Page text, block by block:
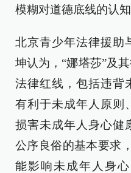
模糊对道德底线的认知
北京青少年法律援助
坤认为，“娜塔莎”及
法律红线，包括违背
有利于未成年人原则
损害未成年人身心健
公序良俗的基本要求
能影响未成年人身